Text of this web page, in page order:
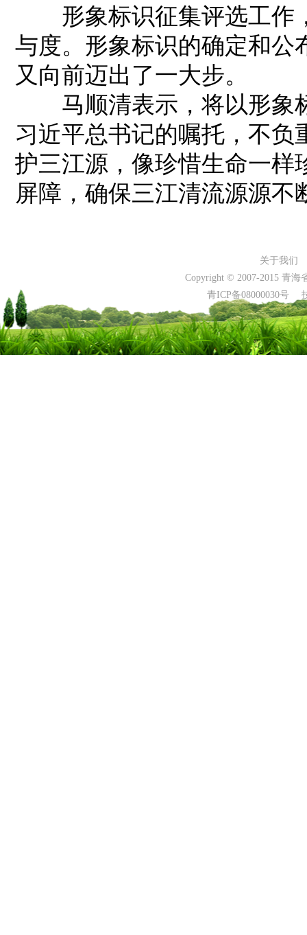
形象标识征集评选工作
与度。形象标识的确定和公
又向前迈出了一大步。
马顺清表示，将以形象
习近平总书记的嘱托，不负
护三江源，像珍惜生命一样
屏障，确保三江清流源源
关于我们
Copyright © 2007-2015 青海
青ICP备08000030号